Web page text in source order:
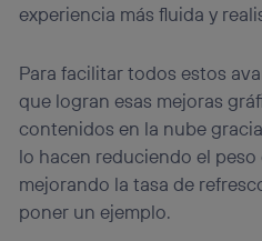
experiencia más fluida y
Para facilitar todos estos
que logran esas mejoras
contenidos en la nube
lo hacen reduciendo el
mejorando la tasa de
poner un ejemplo.